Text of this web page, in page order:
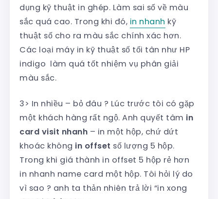
dụng kỹ thuật in ghép. Làm sai số về màu
sắc quá cao. Trong khi đó, in nhanh kỹ
thuật số cho ra màu sắc chính xác hơn.
Các loại máy in kỹ thuật số tối tân như HP
indigo làm quá tốt nhiệm vụ phân giải
màu sắc.
3> In nhiều – bỏ đâu ? Lúc trước tôi có gặp
một khách hàng rất ngộ. Anh quyết tâm in
card visit nhanh – in một hộp, chứ dứt
khoác không in offset số lượng 5 hộp.
Trong khi giá thành in offset 5 hộp rẻ hơn
in nhanh name card một hộp. Tôi hỏi lý do
vì sao ? anh ta thản nhiên trả lời “in xong